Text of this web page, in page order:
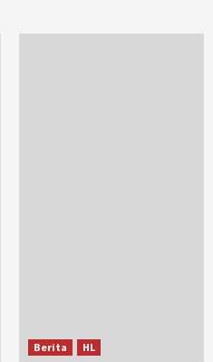
Berita HL